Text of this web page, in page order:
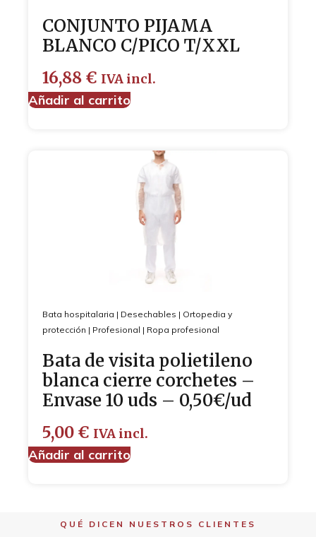
CONJUNTO PIJAMA
BLANCO C/PICO T/XXL
16,88 € IVA incl.
Añadir al carrito
Bata hospitalaria | Desechables | Ortopedia y
protección | Profesional | Ropa profesional
Bata de visita polietileno
blanca cierre corchetes –
Envase 10 uds – 0,50€/ud
5,00 € IVA incl.
Añadir al carrito
QUÉ DICEN NUESTROS CLIENTES